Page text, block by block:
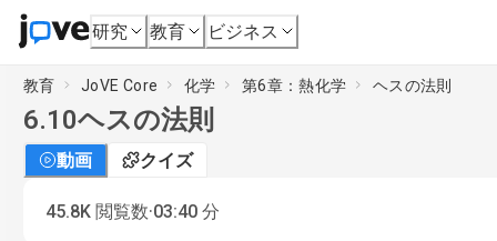
研究 教育 ビジネス
教育 JoVE Core 化学 第6章：熱化学 ヘスの法則
6.10ヘスの法則
動画 クイズ
45.8K 閲覧数·03:40 分